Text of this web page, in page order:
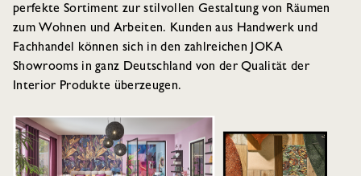
perfekte Sortiment zur stilvollen Gestaltung von Räumen
zum Wohnen und Arbeiten. Kunden aus Handwerk und
Fachhandel können sich in den zahlreichen JOKA
Showrooms in ganz Deutschland von der Qualität der
Interior Produkte überzeugen.